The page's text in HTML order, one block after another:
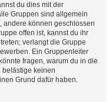
du dies mit der
Gruppen sind allgemein
andere können geschlossen
offen ist, kannst du ihr
verlangt die Gruppe
Ein Gruppenleiter
fragen, warum du in die
belästige keinen
Grund dafür haben.